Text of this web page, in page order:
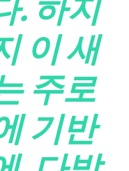
이 새
주로
기반